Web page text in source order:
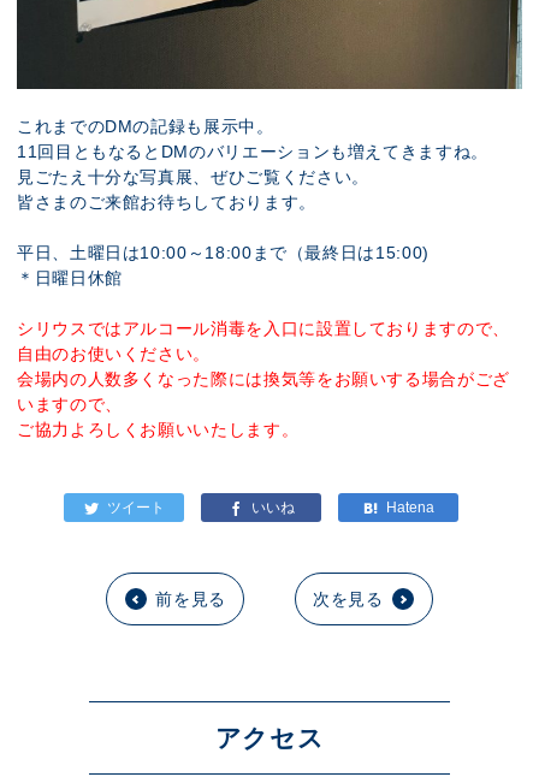
これまでのDMの記録も展示中。
11回目ともなるとDMのバリエーションも増えてきますね。
見ごたえ十分な写真展、ぜひご覧ください。
皆さまのご来館お待ちしております。
平日、土曜日は10:00～18:00まで（最終日は15:00)
＊日曜日休館
シリウスではアルコール消毒を入口に設置しておりますので、
自由のお使いください。
会場内の人数多くなった際には換気等をお願いする場合がござ
いますので、
ご協力よろしくお願いいたします。
前を見る 次を見る
アクセス